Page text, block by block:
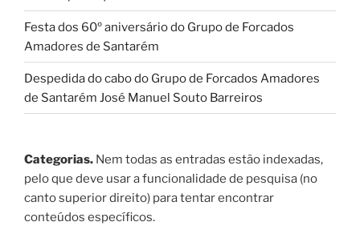
Festa dos 60º aniversário do Grupo de Forcados
Amadores de Santarém
Despedida do cabo do Grupo de Forcados Amadores
de Santarém José Manuel Souto Barreiros
Categorias. Nem todas as entradas estão indexadas,
pelo que deve usar a funcionalidade de pesquisa (no
canto superior direito) para tentar encontrar
conteúdos específicos.